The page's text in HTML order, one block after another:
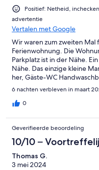
Positief: Netheid,
advertentie
Vertalen met Google
Wir waren zum zweiten Mal
Ferienwohnung. Die
Parkplatz ist in der Nähe.
Nähe. Das einzige kleine
her, Gäste-WC
jederzeit wieder kommen.
6 nachten verbleven in maart
0
Geverifieerde beoordeling
10/10 –
Thomas G.
3 mei 2024